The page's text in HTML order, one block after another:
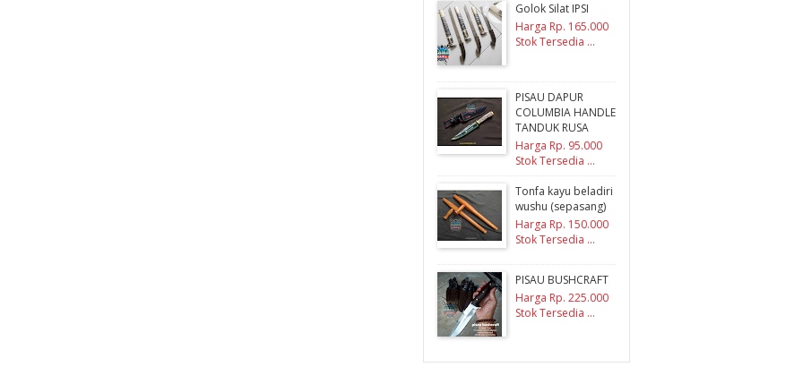
Golok Silat IPSI
Harga Rp. 165.000
Stok Tersedia ...
PISAU DAPUR
COLUMBIA HANDLE
TANDUK RUSA
Harga Rp. 95.000
Stok Tersedia ...
Tonfa kayu beladiri
wushu (sepasang)
Harga Rp. 150.000
Stok Tersedia ...
PISAU BUSHCRAFT
Harga Rp. 225.000
Stok Tersedia ...